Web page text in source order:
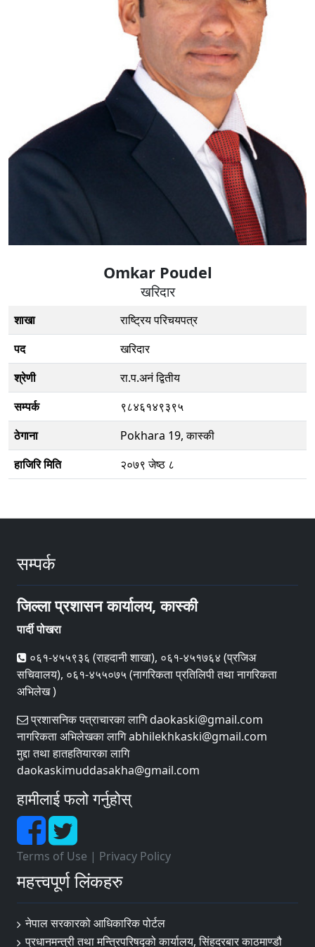
Omkar Poudel
खरिदार
शाखा
राष्ट्रिय परिचयपत्र
पद
खरिदार
श्रेणी
रा.प.अनं द्वितीय
सम्पर्क
९८४६१४९३९५
ठेगाना
Pokhara 19, कास्की
हाजिरि मिति
२०७९ जेष्ठ ८
सम्पर्क
जिल्ला प्रशासन कार्यालय, कास्की
पार्दी पोखरा
०६१-४५५९३६ (राहदानी शाखा), ०६१-४५१७६४ (प्रजिअ
सचिवालय), ०६१-४५५०७५ (नागरिकता प्रतिलिपी तथा नागरिकता
अभिलेख )
प्रशासनिक पत्राचारका लागि daokaski@gmail.com
नागरिकता अभिलेखका लागि abhilekhkaski@gmail.com
मुद्दा तथा हातहतियारका लागि
daokaskimuddasakha@gmail.com
हामीलाई फलो गर्नुहोस्
Terms of Use | Privacy Policy
महत्त्वपूर्ण लिंकहरु
नेपाल सरकारको आधिकारिक पोर्टल
प्रधानमन्त्री तथा मन्त्रिपरिषद्को कार्यालय, सिंहदरबार काठमाण्डौ